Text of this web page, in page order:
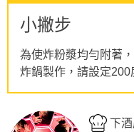
小撇步
為使炸粉漿均勻附著
炸鍋製作，請設定200
下